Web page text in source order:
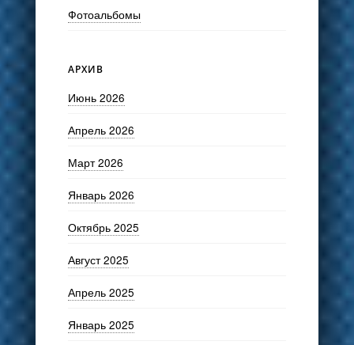
Фотоальбомы
АРХИВ
Июнь 2026
Апрель 2026
Март 2026
Январь 2026
Октябрь 2025
Август 2025
Апрель 2025
Январь 2025